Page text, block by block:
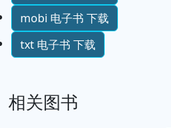
mobi 电子书 下载
txt 电子书 下载
相关图书